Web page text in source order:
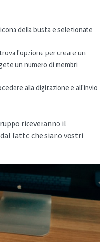
della busta e selezionate
l'opzione per creare un
un numero di membri
alla digitazione e all'invio
riceveranno il
fatto che siano vostri